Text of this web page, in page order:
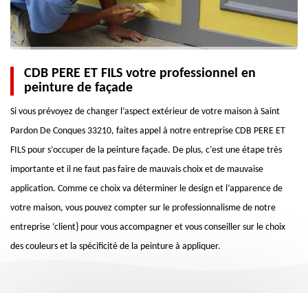
CDB PERE ET FILS votre professionnel en
peinture de façade
Si vous prévoyez de changer l’aspect extérieur de votre maison à Saint
Pardon De Conques 33210, faites appel à notre entreprise CDB PERE ET
FILS pour s’occuper de la peinture façade. De plus, c’est une étape très
importante et il ne faut pas faire de mauvais choix et de mauvaise
application. Comme ce choix va déterminer le design et l’apparence de
votre maison, vous pouvez compter sur le professionnalisme de notre
entreprise ‘client} pour vous accompagner et vous conseiller sur le choix
des couleurs et la spécificité de la peinture à appliquer.